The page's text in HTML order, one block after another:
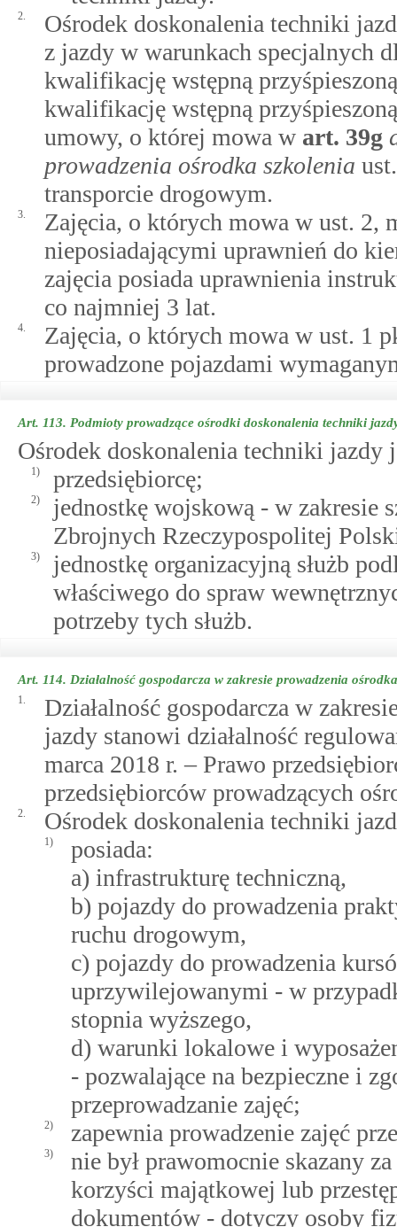
2.
Ośrodek doskonalenia techniki
z jazdy w warunkach specjalnych
kwalifikację wstępną
kwalifikację wstępną
umowy, o której mowa w art. 39g
prowadzenia ośrodka szkolenia
transporcie drogowym.
3.
Zajęcia, o których mowa w ust. 2,
nieposiadającymi uprawnień do
zajęcia posiada uprawnienia
co najmniej 3 lat.
4.
Zajęcia, o których mowa w ust. 1
prowadzone pojazdami
Art. 113. Podmioty prowadzące ośrodki doskonalenia techniki
Ośrodek doskonalenia techniki jazdy
1) przedsiębiorcę;
2)
jednostkę wojskową - w zakresie
Zbrojnych Rzeczypospolitej
3)
jednostkę organizacyjną służb
właściwego do spraw
potrzeby tych służb.
Art. 114. Działalność gospodarcza w zakresie prowadzenia
1.
Działalność gospodarcza w
jazdy stanowi działalność
marca 2018 r. – Prawo
przedsiębiorców prowadzących
2. Ośrodek doskonalenia techniki
1)
posiada:
a) infrastrukturę techniczną,
b) pojazdy do prowadzenia
ruchu drogowym,
c) pojazdy do prowadzenia
uprzywilejowanymi - w
stopnia wyższego,
d) warunki lokalowe i
- pozwalające na bezpieczne i
przeprowadzanie zajęć;
2) zapewnia prowadzenie zajęć
3)
nie był prawomocnie skazany
korzyści majątkowej lub
dokumentów - dotyczy osoby